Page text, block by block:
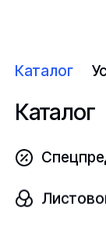
Каталог
Каталог
В наличии
ВТ1-00